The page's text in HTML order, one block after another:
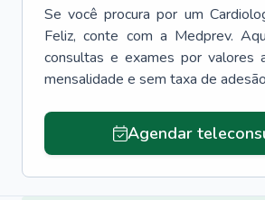
Se você procura por um
Feliz, conte com a Medprev.
consultas e exames por valores
mensalidade e sem taxa de
Agendar